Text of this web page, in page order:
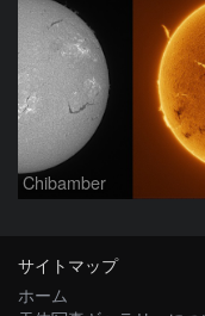
Chibamber
サイトマップ
ホーム